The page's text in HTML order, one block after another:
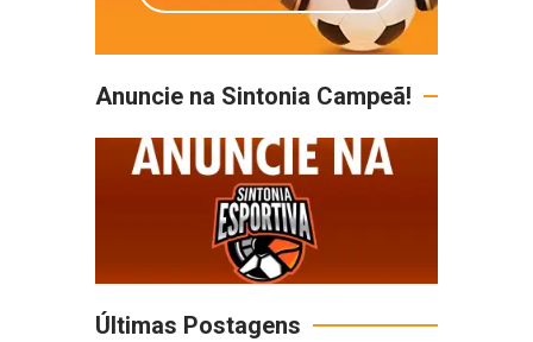
Anuncie na Sintonia Campeã!
Últimas Postagens